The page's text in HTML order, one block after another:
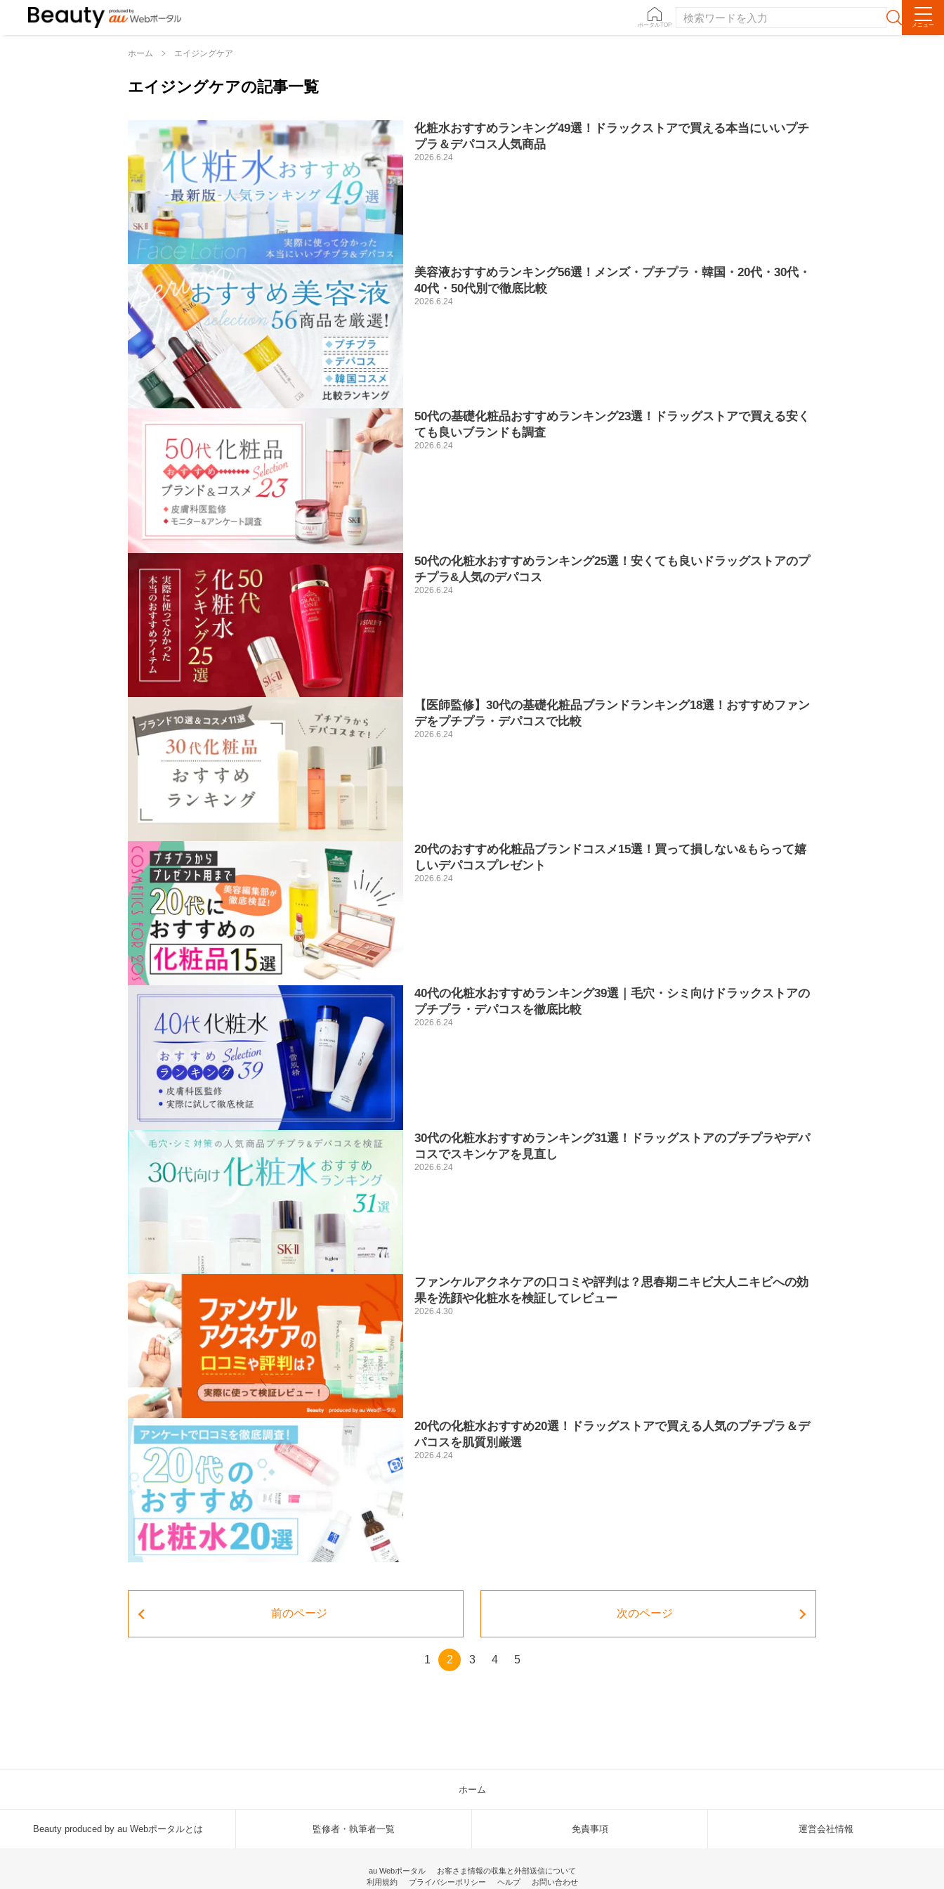
ポータルTOP メニュー
ホーム エイジングケア
エイジングケアの記事一覧
化粧水おすすめランキング49選！ドラックストアで買える本当にいいプチ
プラ＆デパコス人気商品
2026.6.24
美容液おすすめランキング56選！メンズ・プチプラ・韓国・20代・30代・
40代・50代別で徹底比較
2026.6.24
50代の基礎化粧品おすすめランキング23選！ドラッグストアで買える安く
ても良いブランドも調査
2026.6.24
50代の化粧水おすすめランキング25選！安くても良いドラッグストアのプ
チプラ&人気のデパコス
2026.6.24
【医師監修】30代の基礎化粧品ブランドランキング18選！おすすめファン
デをプチプラ・デパコスで比較
2026.6.24
20代のおすすめ化粧品ブランドコスメ15選！買って損しない&もらって嬉
しいデパコスプレゼント
2026.6.24
40代の化粧水おすすめランキング39選｜毛穴・シミ向けドラックストアの
プチプラ・デパコスを徹底比較
2026.6.24
30代の化粧水おすすめランキング31選！ドラッグストアのプチプラやデパ
コスでスキンケアを見直し
2026.6.24
ファンケルアクネケアの口コミや評判は？思春期ニキビ大人ニキビへの効
果を洗顔や化粧水を検証してレビュー
2026.4.30
20代の化粧水おすすめ20選！ドラッグストアで買える人気のプチプラ＆デ
パコスを肌質別厳選
2026.4.24
前のページ 次のページ
1 2 3 4 5
ホーム
Beauty produced by au Webポータルとは 監修者・執筆者一覧 免責事項 運営会社情報
au Webポータル
お客さま情報の収集と外部送信について
利用規約
プライバシーポリシー ヘルプ お問い合わせ